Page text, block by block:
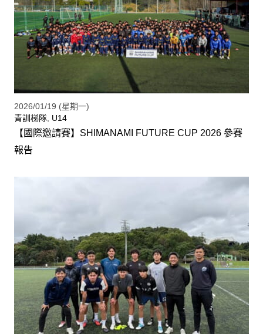
2026/01/19 (星期一)
青訓梯隊, U14
【國際邀請賽】SHIMANAMI FUTURE CUP 2026 參賽
報告